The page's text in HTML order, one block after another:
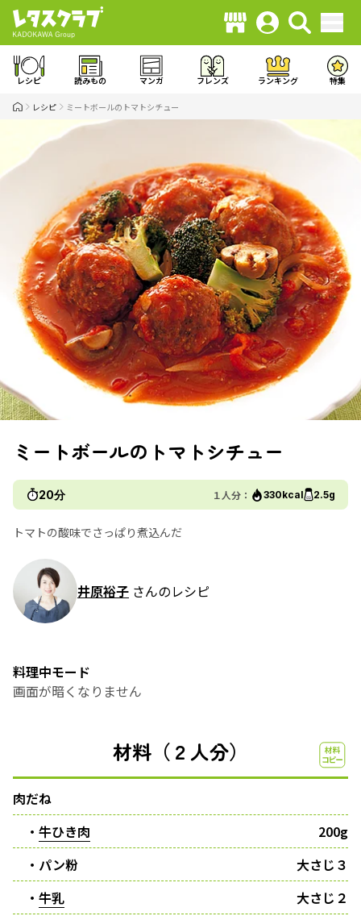
レシピ 読みもの マンガ フレンズ ランキング 特集
レシピ ミートボールのトマトシチュー
ミートボールのトマトシチュー
20分 １人分： 330kcal 2.5g
トマトの酸味でさっぱり煮込んだ
井原裕子 さんのレシピ
料理中モード
画面が暗くなりません
材料（２人分）
肉だね
・ 牛ひき肉
200g
・パン粉
大さじ３
・ 牛乳
大さじ２